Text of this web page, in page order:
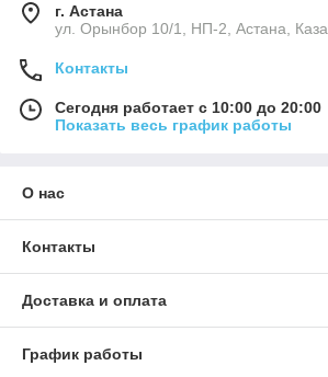
г. Астана
ул. Орынбор 10/1, НП-2, Астана,
Контакты
Сегодня работает с 10:00 до 20:00
Показать весь график работы
О нас
Контакты
Доставка и оплата
График работы